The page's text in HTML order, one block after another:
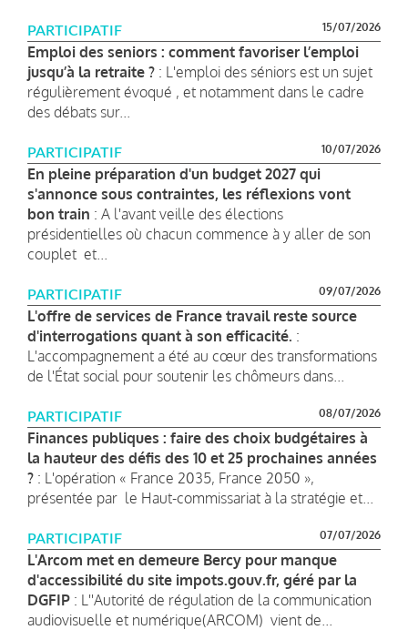
PARTICIPATIF 15/07/2026
Emploi des seniors : comment favoriser l’emploi
jusqu’à la retraite ? : L'emploi des séniors est un sujet
régulièrement évoqué , et notamment dans le cadre
des débats sur...
PARTICIPATIF 10/07/2026
En pleine préparation d'un budget 2027 qui
s'annonce sous contraintes, les réflexions vont
bon train : A l'avant veille des élections
présidentielles où chacun commence à y aller de son
couplet et...
PARTICIPATIF 09/07/2026
L'offre de services de France travail reste source
d'interrogations quant à son efficacité. :
L'accompagnement a été au cœur des transformations
de l'État social pour soutenir les chômeurs dans...
PARTICIPATIF 08/07/2026
Finances publiques : faire des choix budgétaires à
la hauteur des défis des 10 et 25 prochaines années
? : L'opération « France 2035, France 2050 »,
présentée par le Haut-commissariat à la stratégie et...
PARTICIPATIF 07/07/2026
L'Arcom met en demeure Bercy pour manque
d'accessibilité du site impots.gouv.fr, géré par la
DGFIP : L''Autorité de régulation de la communication
audiovisuelle et numérique(ARCOM) vient de...